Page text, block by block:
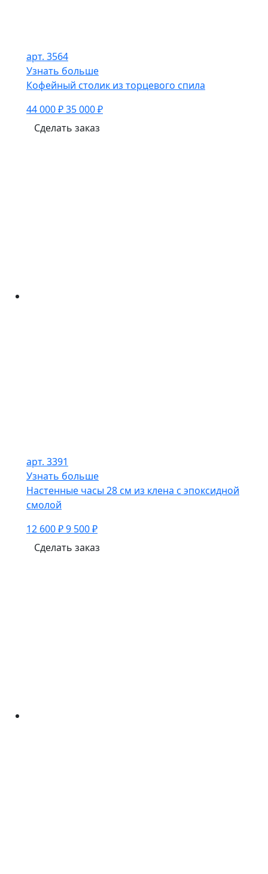
арт. 3564
Узнать больше
Кофейный столик из торцевого спила
44 000 ₽35 000 ₽
Сделать заказ
арт. 3391
Узнать больше
Настенные часы 28 см из клена с эпоксидной
смолой
12 600 ₽9 500 ₽
Сделать заказ